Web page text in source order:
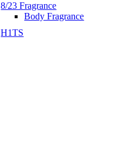
8/23 Fragrance
Body Fragrance
H1TS